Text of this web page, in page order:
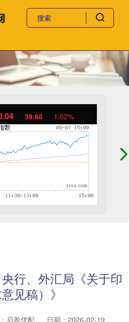
39.68 1.02%
行、外汇局《关于印
见稿）》
启盈优配
日期：2026-02-19